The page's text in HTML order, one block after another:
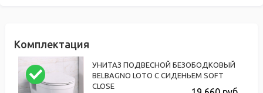
Комплектация
УНИТАЗ ПОДВЕСНОЙ БЕЗОБОДКОВЫЙ
BELBAGNO LOTO С СИДЕНЬЕМ SOFT
CLOSE